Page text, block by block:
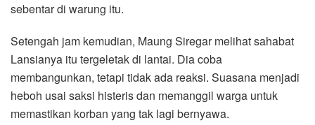
sebentar di warung itu.
Setengah jam kemudian, Maung Siregar melihat sahabat
Lansianya itu tergeletak di lantai. Dia coba
membangunkan, tetapi tidak ada reaksi. Suasana menjadi
heboh usai saksi histeris dan memanggil warga untuk
memastikan korban yang tak lagi bernyawa.